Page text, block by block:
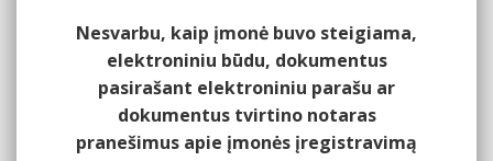
Nesvarbu, kaip įmonė buvo steigiama,
elektroniniu būdu, dokumentus
pasirašant elektroniniu parašu ar
dokumentus tvirtino notaras
pranešimus apie įmonės įregistravimą